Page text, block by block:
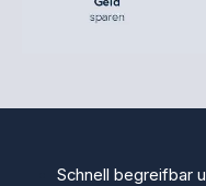
Schnell begreifbar